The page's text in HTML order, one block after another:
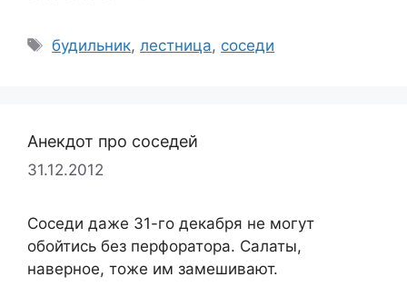
Метки
будильник,лестница, соседи
Анекдот про соседей
31.12.2012
Соседи даже 31-го декабря не могут
обойтись без перфоратора. Салаты,
наверное, тоже им замешивают.